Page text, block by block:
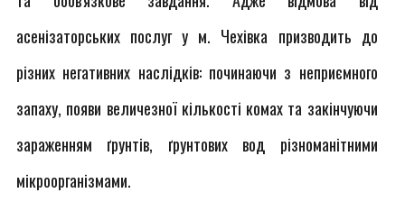
асенізаторських послуг у м. Чехівка призводить до
різних негативних наслідків: починаючи з неприємного
запаху, появи величезної кількості комах та закінчуючи
зараженням ґрунтів, ґрунтових вод різноманітними
мікроорганізмами.